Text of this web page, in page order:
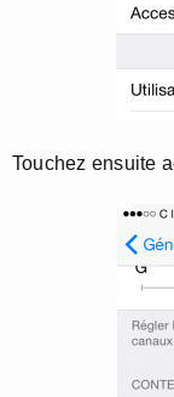
Touchez ensuite